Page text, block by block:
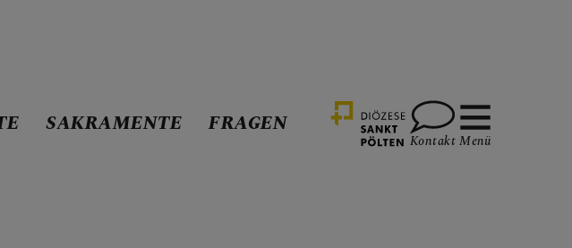
SAKRAMENTE FRAGEN
Kontakt Menü